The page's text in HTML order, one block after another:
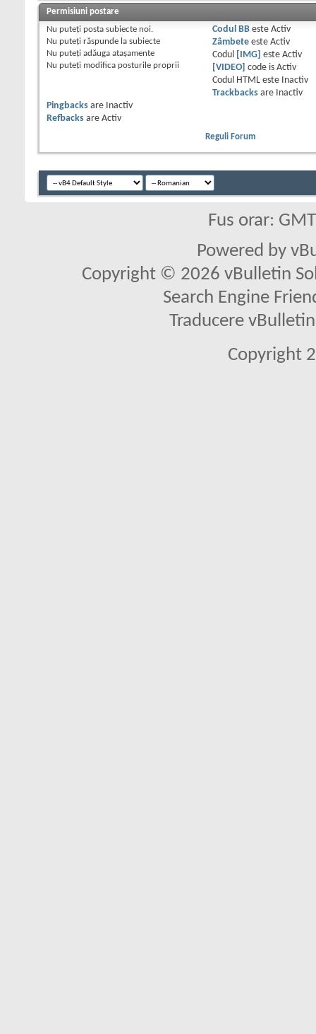
Permisiuni postare
Nu puteţi posta subiecte noi.
Nu puteţi răspunde la subiecte
Nu puteţi adăuga ataşamente
Nu puteţi modifica posturile proprii
Codul BBeste Activ
Zâmbeteeste Activ
Codul
[IMG] este Activ
[VIDEO] code is Activ
Codul HTML este
Inactiv
Trackbacksare
Inactiv
Pingbacks are
Inactiv
Refbacks are Activ
Reguli Forum
Fus orar:
Powered by
Copyright © 2026 vBulletin
Search Engine
Traducere
Copyright